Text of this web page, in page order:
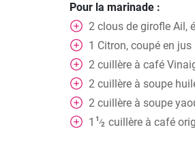
Pour la marinade :
2 clous de girofle Ail,
1 Citron, coupé en jus
2 cuillère à café
2 cuillère à soupe
2 cuillère à soupe
1 1⁄2 cuillère à café